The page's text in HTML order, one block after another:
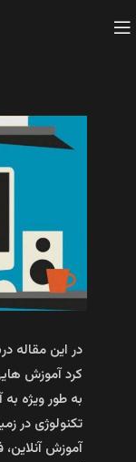
در این مقاله
کرد آموزش
به طور ویژه
تکنولوژی در
آموزش آنلاین،